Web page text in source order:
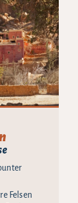
Felsen